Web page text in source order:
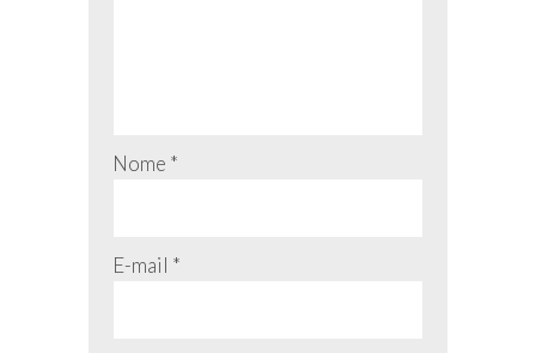
Nome *
E-mail *